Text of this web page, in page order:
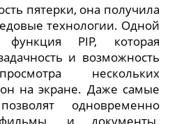
пятерки, она получила
технологии. Одной
PIP, которая
и возможность
нескольких
на экране. Даже самые
одновременно
и документы.